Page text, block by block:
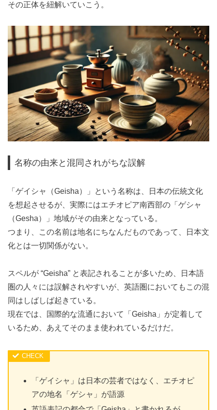
その正体を紐解いていこう。
名称の由来と混同されがちな誤解
「ゲイシャ（Geisha）」という名称は、日本の伝統文化
を想起させるが、実際にはエチオピア南西部の「ゲシャ
（Gesha）」地域がその由来となっている。
つまり、この名前は地名にちなんだものであって、日本文
化とは一切関係がない。
スペルが “Geisha” と表記されることが多いため、日本語
圏の人々には誤解されやすいが、英語圏においてもこの混
同はしばしば起きている。
現在では、国際的な流通において「Geisha」が定着して
いるため、あえてそのまま使われているだけだ。
「ゲイシャ」は日本の芸者ではなく、エチオピ
アの地名「ゲシャ」が語源